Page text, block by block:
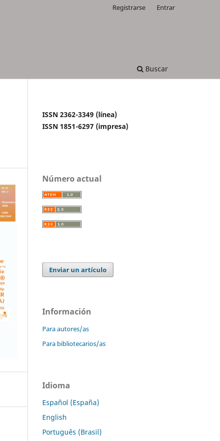
Buscar
Registrarse Entrar
ISSN 2362-3349 (línea)
ISSN 1851-6297 (impresa)
Número actual
Enviar un artículo
Información
Para autores/as
Para bibliotecarios/as
Idioma
Español (España)
English
Português (Brasil)